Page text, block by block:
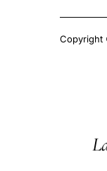
Copyright